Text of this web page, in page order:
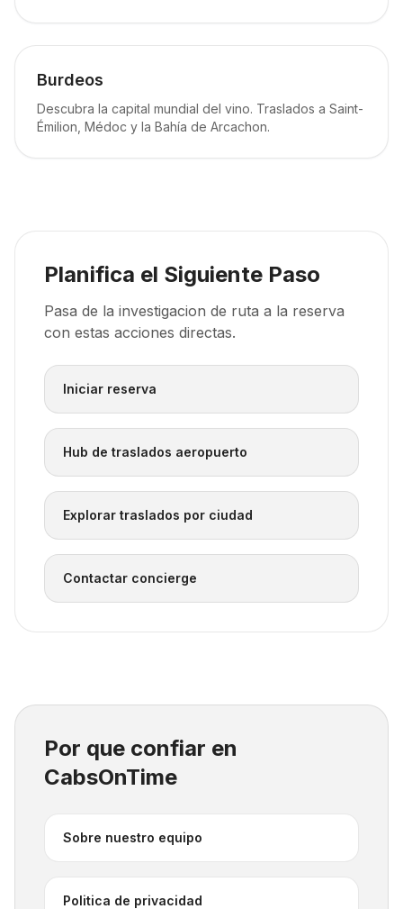
Burdeos
Descubra la capital mundial del vino. Traslados a Saint-
Émilion, Médoc y la Bahía de Arcachon.
Planifica el Siguiente Paso
Pasa de la investigacion de ruta a la reserva
con estas acciones directas.
Iniciar reserva
Hub de traslados aeropuerto
Explorar traslados por ciudad
Contactar concierge
Por que confiar en
CabsOnTime
Sobre nuestro equipo
Politica de privacidad